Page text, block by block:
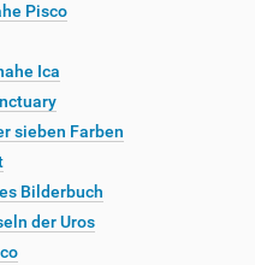
Pisco
Ica
sieben Farben
Bilderbuch
der Uros